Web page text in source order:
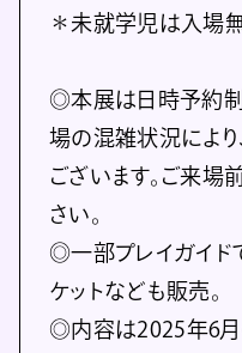
＊未就学児は入場無
◎本展は日時予約制
場の混雑状況によ
ございます。ご来場
さい。
◎一部プレイガイド
ケットなども販売。
◎内容は2025年6月